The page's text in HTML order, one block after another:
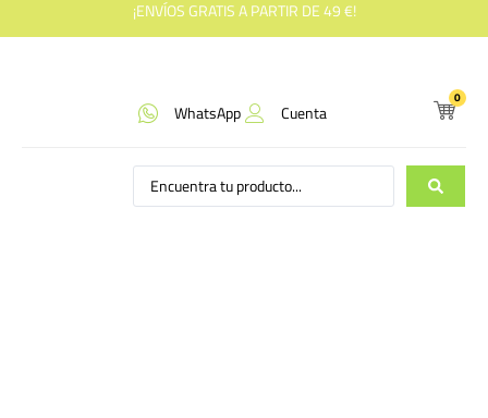
¡ENVÍOS GRATIS A PARTIR DE 49 €!
WhatsApp Cuenta
0